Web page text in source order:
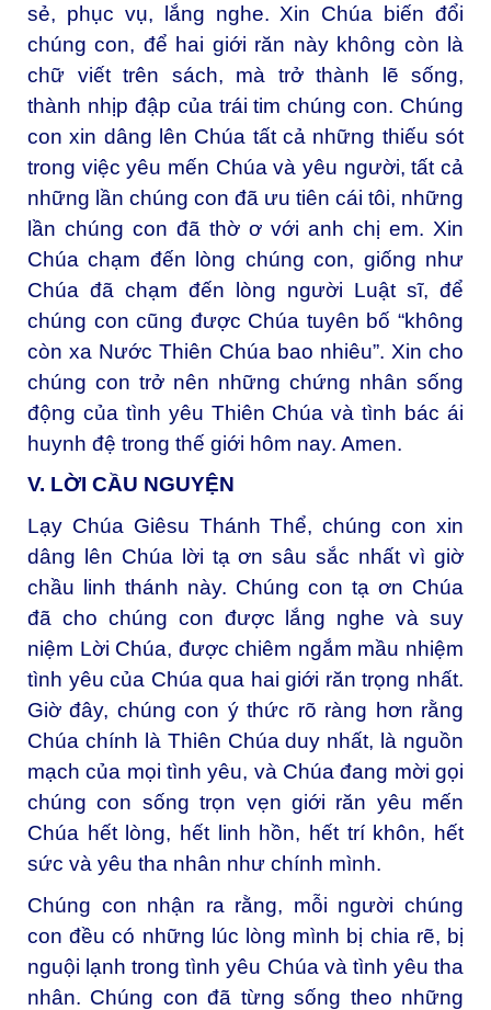
sẻ, phục vụ, lắng nghe. Xin Chúa biến đổi
chúng con, để hai giới răn này không còn là
chữ viết trên sách, mà trở thành lẽ sống,
thành nhịp đập của trái tim chúng con. Chúng
con xin dâng lên Chúa tất cả những thiếu sót
trong việc yêu mến Chúa và yêu người, tất cả
những lần chúng con đã ưu tiên cái tôi, những
lần chúng con đã thờ ơ với anh chị em. Xin
Chúa chạm đến lòng chúng con, giống như
Chúa đã chạm đến lòng người Luật sĩ, để
chúng con cũng được Chúa tuyên bố “không
còn xa Nước Thiên Chúa bao nhiêu”. Xin cho
chúng con trở nên những chứng nhân sống
động của tình yêu Thiên Chúa và tình bác ái
huynh đệ trong thế giới hôm nay. Amen.
V. LỜI CẦU NGUYỆN
Lạy Chúa Giêsu Thánh Thể, chúng con xin
dâng lên Chúa lời tạ ơn sâu sắc nhất vì giờ
chầu linh thánh này. Chúng con tạ ơn Chúa
đã cho chúng con được lắng nghe và suy
niệm Lời Chúa, được chiêm ngắm mầu nhiệm
tình yêu của Chúa qua hai giới răn trọng nhất.
Giờ đây, chúng con ý thức rõ ràng hơn rằng
Chúa chính là Thiên Chúa duy nhất, là nguồn
mạch của mọi tình yêu, và Chúa đang mời gọi
chúng con sống trọn vẹn giới răn yêu mến
Chúa hết lòng, hết linh hồn, hết trí khôn, hết
sức và yêu tha nhân như chính mình.
Chúng con nhận ra rằng, mỗi người chúng
con đều có những lúc lòng mình bị chia rẽ, bị
nguội lạnh trong tình yêu Chúa và tình yêu tha
nhân. Chúng con đã từng sống theo những